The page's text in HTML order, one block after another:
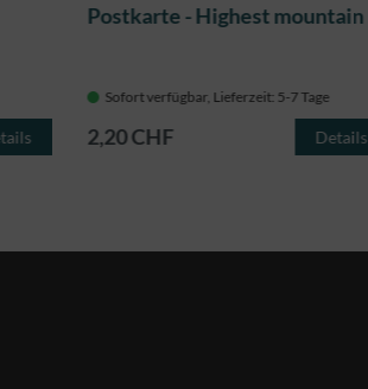
Postkarte - Highest mountain
Sofort verfügbar, Lieferzeit: 5-7 Tage
2,20 CHF Details